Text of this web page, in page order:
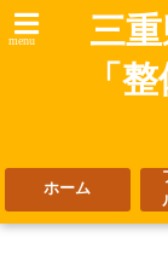
menu
三
「
ホーム